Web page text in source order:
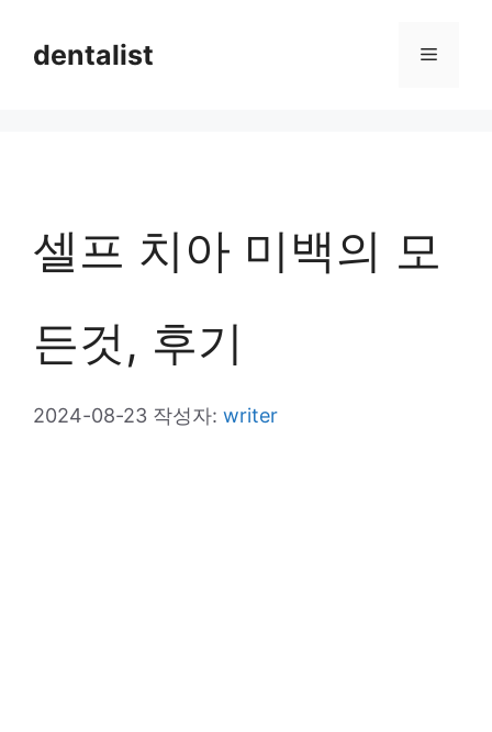
dentalist 메
셀프 치아 미백의 모
든것, 후기
2024-08-23 작성자: writer